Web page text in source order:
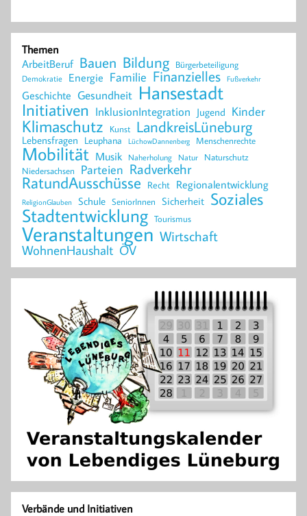
Themen
ArbeitBeruf Bauen Bildung Bürgerbeteiligung
Demokratie Energie Familie Finanzielles Fußverkehr
Geschichte Gesundheit Hansestadt
Initiativen InklusionIntegration Jugend Kinder
Klimaschutz Kunst LandkreisLüneburg
Lebensfragen Leuphana LüchowDannenberg Menschenrechte
Mobilität Musik Naherholung Natur Naturschutz
Niedersachsen Parteien Radverkehr
RatundAusschüsse Recht Regionalentwicklung
ReligionGlauben Schule SeniorInnen Sicherheit Soziales
Stadtentwicklung Tourismus
Veranstaltungen Wirtschaft
WohnenHaushalt ÖV
Verbände und Initiativen